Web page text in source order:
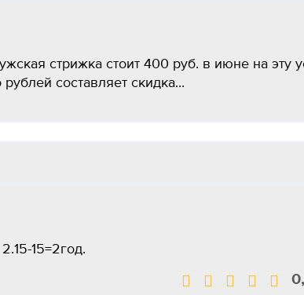
стрижка стоит 400 руб. в июне на эту
рублей составляет скидка...
15=2год.